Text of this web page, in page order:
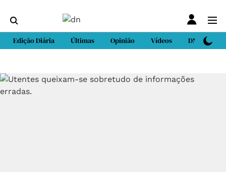
Edição Diária Últimas Opinião Vídeos DN Sport